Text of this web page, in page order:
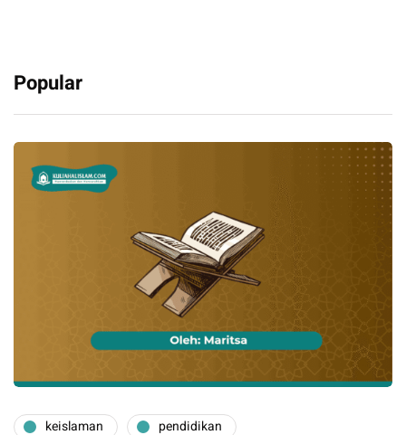
Popular
keislaman pendidikan